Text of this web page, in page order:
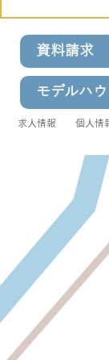
資料請求
モデルハ
求人情報 個人情